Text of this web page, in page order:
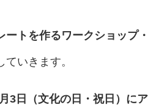
ートを作るワークショップ・
ていきます。
3日（文化の日・祝日）にア